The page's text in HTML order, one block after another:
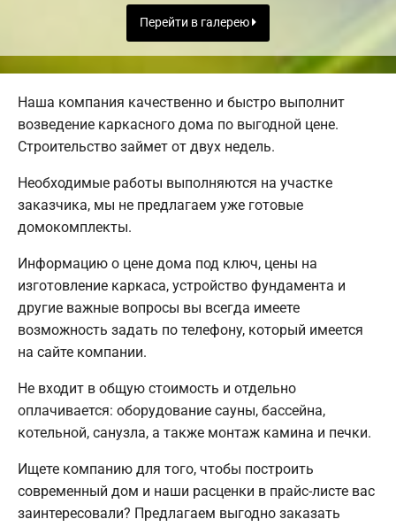
Перейти в галерею
Наша компания качественно и быстро выполнит
возведение каркасного дома по выгодной цене.
Строительство займет от двух недель.
Необходимые работы выполняются на участке
заказчика, мы не предлагаем уже готовые
домокомплекты.
Информацию о цене дома под ключ, цены на
изготовление каркаса, устройство фундамента и
другие важные вопросы вы всегда имеете
возможность задать по телефону, который имеется
на сайте компании.
Не входит в общую стоимость и отдельно
оплачивается: оборудование сауны, бассейна,
котельной, санузла, а также монтаж камина и печки.
Ищете компанию для того, чтобы построить
современный дом и наши расценки в прайс-листе вас
заинтересовали? Предлагаем выгодно заказать